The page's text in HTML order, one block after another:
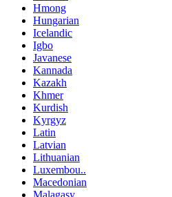
Hmong
Hungarian
Icelandic
Igbo
Javanese
Kannada
Kazakh
Khmer
Kurdish
Kyrgyz
Latin
Latvian
Lithuanian
Luxembou..
Macedonian
Malagasy